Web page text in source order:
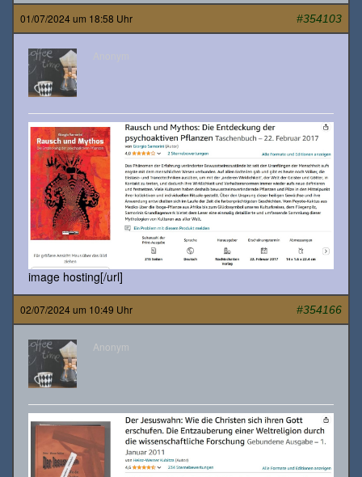
01/07/2024 um 18:58 Uhr #354103
image hosting[/url]
02/07/2024 um 10:49 Uhr #354166
Anonym